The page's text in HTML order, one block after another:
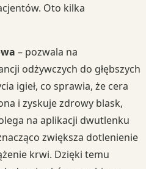
Oto kilka
– pozwala na
odżywczych do głębszych
igieł, co sprawia, że cera
i zyskuje zdrowy blask,
na aplikacji dwutlenku
zwiększa dotlenienie
krwi. Dzięki temu